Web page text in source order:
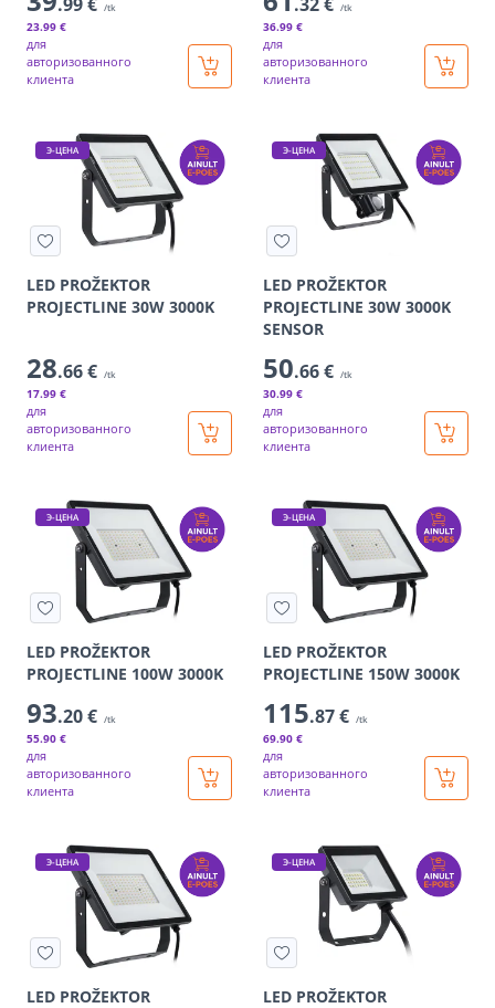
/tk
23.99 €
для
авторизованного
клиента
/tk
36.99 €
для
авторизованного
клиента
Э-ЦЕНА
LED PROŽEKTOR
PROJECTLINE 30W 3000K
28.66 € /tk
17.99 €
для
авторизованного
клиента
Э-ЦЕНА
LED PROŽEKTOR
PROJECTLINE 30W 3000K
SENSOR
50.66 € /tk
30.99 €
для
авторизованного
клиента
Э-ЦЕНА
LED PROŽEKTOR
PROJECTLINE 100W 3000K
93.20 € /tk
55.90 €
для
авторизованного
клиента
Э-ЦЕНА
LED PROŽEKTOR
PROJECTLINE 150W 3000K
115.87 € /tk
69.90 €
для
авторизованного
клиента
Э-ЦЕНА
LED PROŽEKTOR
Э-ЦЕНА
LED PROŽEKTOR